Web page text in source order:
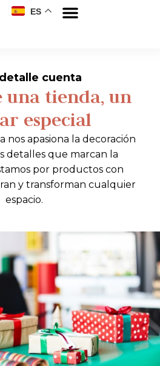
ES
cuenta
una tienda, un
especial
nos apasiona la decoración
detalles que marcan la
por productos con
y transforman cualquier
espacio.